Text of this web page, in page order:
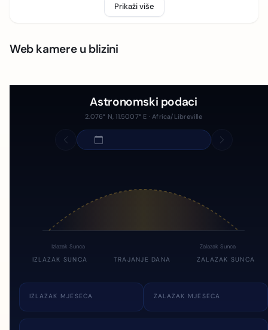
Prikaži više
Web kamere u blizini
Astronomski podaci
2.076° N, 11.5007° E · Africa/Libreville
Izlazak Sunca Zalazak Sunca
IZLAZAK SUNCA TRAJANJE DANA ZALAZAK SUNCA
IZLAZAK MJESECA ZALAZAK MJESECA